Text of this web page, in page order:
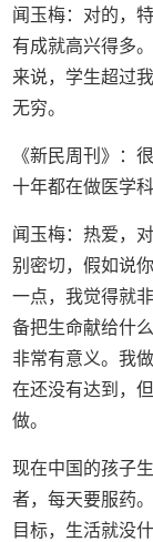
闻玉梅：对的，
有成就高兴得多
来说，学生超过
无穷。
《新民周刊》：
十年都在做医学
闻玉梅：热爱，
别密切，假如说
一点，我觉得就
备把生命献给什
非常有意义。我
在还没有达到，
做。
现在中国的孩子
者，每天要服药
目标，生活就没